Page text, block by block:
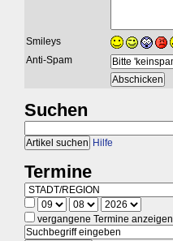
Smileys
Anti-Spam
Suchen
Hilfe
Termine
vergangene Termine anzeigen